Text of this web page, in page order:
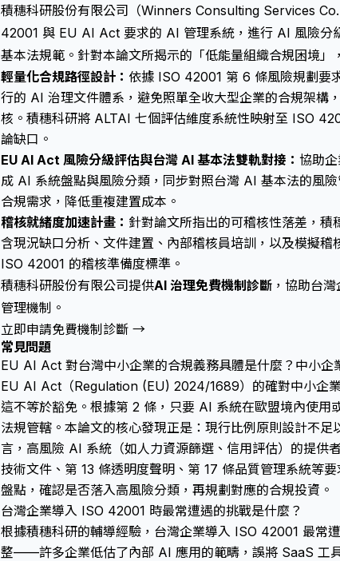
積穗科研股份有限公司（Winners Consulting Services
42001 與 EU AI Act 要求的 AI 管理系統，進行 AI 風險分
基本法規範。針對本論文所揭示的「低能量組織合規困境」
輕量化合規路徑設計： 依據 ISO 42001 第 6 條風險規劃要
行的 AI 治理文件體系，避免照單全收大型企業的合規架構
核。積穗科研將 ALTAI 七個評估維度系統性映射至 ISO
論缺口。
EU AI Act 風險分級評估與台灣 AI 基本法雙軌對接： 協助
成 AI 系統盤點與風險分類，同步對照台灣 AI 基本法的風
合規需求，降低重複建置成本。
稽核就緒度加速計畫： 針對論文所指出的可稽核性落差，
含現況缺口分析、文件建置、內部稽核員培訓，以及模擬稽
ISO 42001 的稽核準備度標準。
積穗科研股份有限公司提供AI 治理免費機制診斷 ，協助台
管理機制。
立即申請免費機制診斷 →
常見問題
EU AI Act 對台灣中小企業的合規義務具體是什麼？中小企
EU AI Act（Regulation (EU) 2024/1689）的確對中小企
這不等於豁免。根據第 2 條，只要 AI 系統在歐盟境內使用
法規管轄。本論文的核心發現正是：現行比例原則設計不
言，高風險 AI 系統（如人力資源篩選、信用評估）的提供
技術文件、第 13 條透明度聲明、第 17 條品質管理系統等
盤點，確認是否落入高風險分類，再規劃對應的合規投資。
台灣企業導入 ISO 42001 時最常遭遇的挑戰是什麼？
根據積穗科研的輔導經驗，台灣企業導入 ISO 42001 最常
整——許多企業低估了內部 AI 應用的範疇，誤將 SaaS 工